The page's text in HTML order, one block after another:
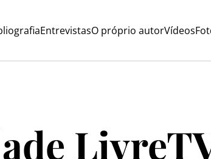
EntrevistasO próprio autorVídeos
Livre